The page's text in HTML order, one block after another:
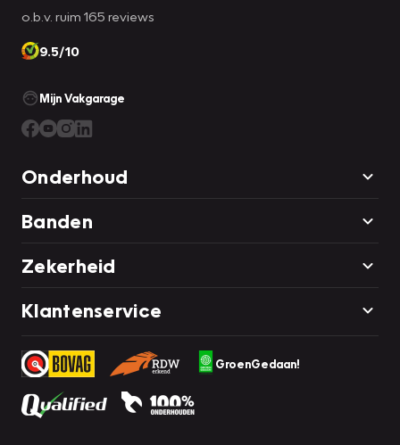
o.b.v. ruim 165 reviews
9.5/10
Mijn Vakgarage
Onderhoud
Banden
Zekerheid
Klantenservice
GroenGedaan!